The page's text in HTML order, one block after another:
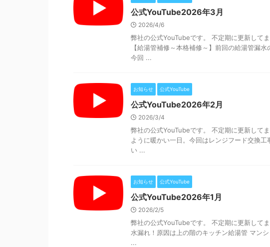
公式YouTube2026年3月
2026/4/6
弊社の公式YouTubeです。 不定期に更新して
【給湯管補修～本格補修～】前回の給湯管漏
今回 ...
お知らせ 公式YouTube
公式YouTube2026年2月
2026/3/4
弊社の公式YouTubeです。 不定期に更新して
ように暖かい一日。今回はレンジフード交換
い ...
お知らせ 公式YouTube
公式YouTube2026年1月
2026/2/5
弊社の公式YouTubeです。 不定期に更新して
水漏れ！原因は上の階のキッチン給湯管 マン
...